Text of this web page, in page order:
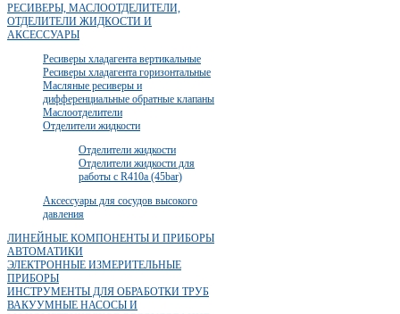
РЕСИВЕРЫ, МАСЛООТДЕЛИТЕЛИ,
ОТДЕЛИТЕЛИ ЖИДКОСТИ И
АКСЕССУАРЫ
Ресиверы хладагента вертикальные
Ресиверы хладагента горизонтальные
Масляные ресиверы и
дифференциальные обратные клапаны
Маслоотделители
Отделители жидкости
Отделители жидкости
Отделители жидкости для
работы с R410a (45bar)
Аксессуары для сосудов высокого
давления
ЛИНЕЙНЫЕ КОМПОНЕНТЫ И ПРИБОРЫ
АВТОМАТИКИ
ЭЛЕКТРОННЫЕ ИЗМЕРИТЕЛЬНЫЕ
ПРИБОРЫ
ИНСТРУМЕНТЫ ДЛЯ ОБРАБОТКИ ТРУБ
ВАКУУМНЫЕ НАСОСЫ И